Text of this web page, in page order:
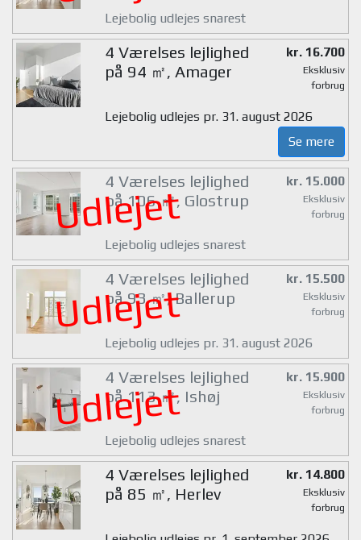
Lejebolig udlejes snarest
4 Værelses lejlighed
på 94 ㎡, Amager
kr. 16.700
Eksklusiv
forbrug
Lejebolig udlejes pr. 31. august 2026
Se mere
Udlejet
4 Værelses lejlighed
på 106 ㎡, Glostrup
kr. 15.000
Eksklusiv
forbrug
Lejebolig udlejes snarest
Udlejet
4 Værelses lejlighed
på 93 ㎡, Ballerup
kr. 15.500
Eksklusiv
forbrug
Lejebolig udlejes pr. 31. august 2026
Udlejet
4 Værelses lejlighed
på 113 ㎡, Ishøj
kr. 15.900
Eksklusiv
forbrug
Lejebolig udlejes snarest
4 Værelses lejlighed
på 85 ㎡, Herlev
kr. 14.800
Eksklusiv
forbrug